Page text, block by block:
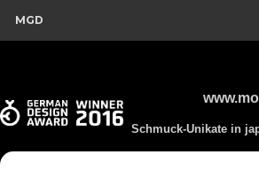
MGD
Schmuck-Unikate in